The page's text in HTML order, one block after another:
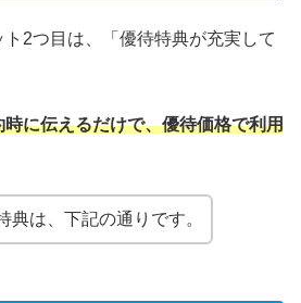
2つ目は、「優待特典が充実して
に伝えるだけで、優待価格で利用
典は、下記の通りです。